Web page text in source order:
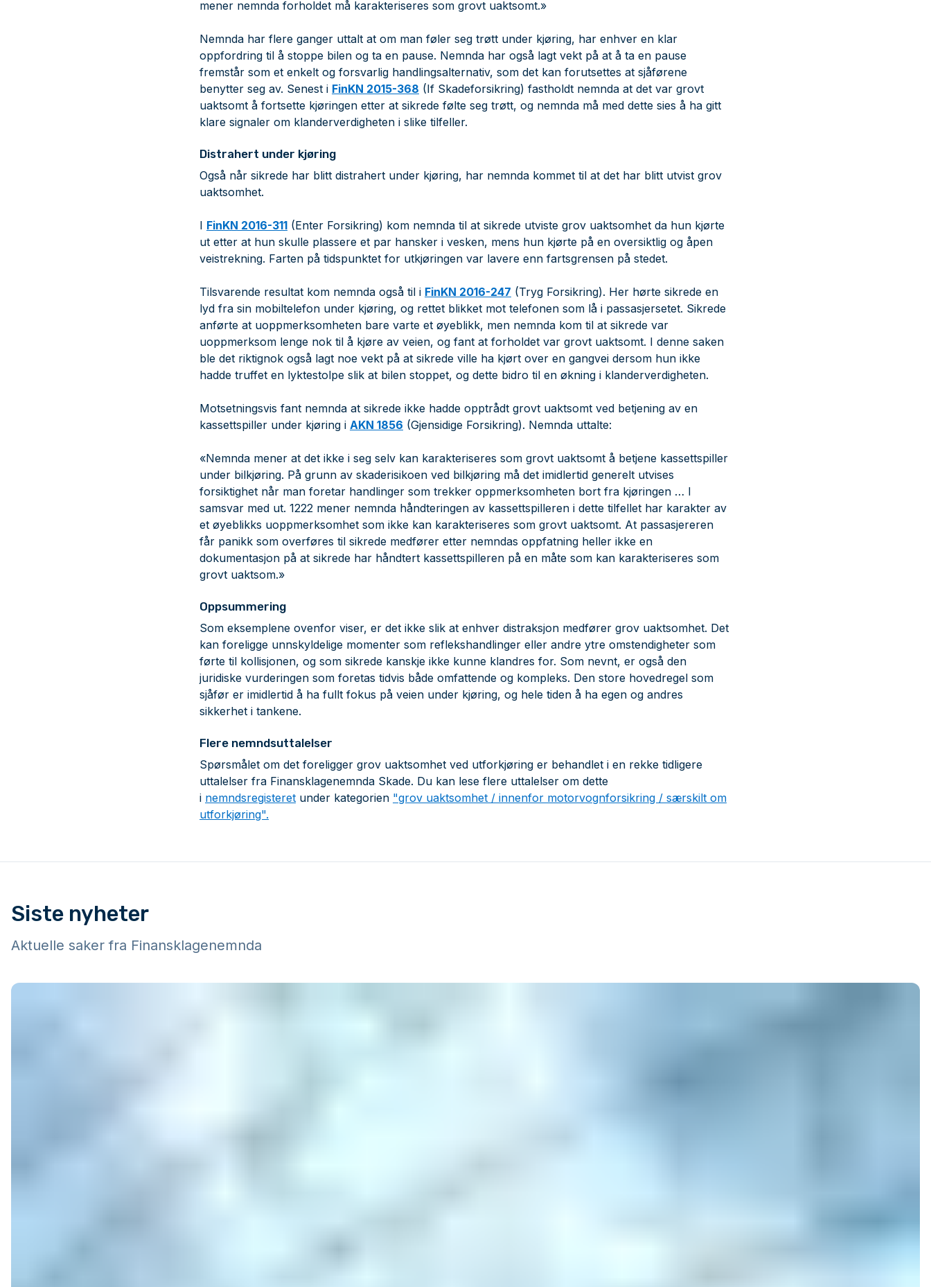
mener nemnda forholdet må karakteriseres som grovt uaktsomt.»
Nemnda har flere ganger uttalt at om man føler seg trøtt under kjøring, har enhver en klar
oppfordring til å stoppe bilen og ta en pause. Nemnda har også lagt vekt på at å ta en pause
fremstår som et enkelt og forsvarlig handlingsalternativ, som det kan forutsettes at sjåførene
benytter seg av. Senest i FinKN 2015-368 (If Skadeforsikring) fastholdt nemnda at det var grovt
uaktsomt å fortsette kjøringen etter at sikrede følte seg trøtt, og nemnda må med dette sies å ha gitt
klare signaler om klanderverdigheten i slike tilfeller.
Distrahert under kjøring
Også når sikrede har blitt distrahert under kjøring, har nemnda kommet til at det har blitt utvist grov
uaktsomhet.
I FinKN 2016-311 (Enter Forsikring) kom nemnda til at sikrede utviste grov uaktsomhet da hun kjørte
ut etter at hun skulle plassere et par hansker i vesken, mens hun kjørte på en oversiktlig og åpen
veistrekning. Farten på tidspunktet for utkjøringen var lavere enn fartsgrensen på stedet.
Tilsvarende resultat kom nemnda også til i FinKN 2016-247 (Tryg Forsikring). Her hørte sikrede en
lyd fra sin mobiltelefon under kjøring, og rettet blikket mot telefonen som lå i passasjersetet. Sikrede
anførte at uoppmerksomheten bare varte et øyeblikk, men nemnda kom til at sikrede var
uoppmerksom lenge nok til å kjøre av veien, og fant at forholdet var grovt uaktsomt. I denne saken
ble det riktignok også lagt noe vekt på at sikrede ville ha kjørt over en gangvei dersom hun ikke
hadde truffet en lyktestolpe slik at bilen stoppet, og dette bidro til en økning i klanderverdigheten.
Motsetningsvis fant nemnda at sikrede ikke hadde opptrådt grovt uaktsomt ved betjening av en
kassettspiller under kjøring i AKN 1856 (Gjensidige Forsikring). Nemnda uttalte:
«Nemnda mener at det ikke i seg selv kan karakteriseres som grovt uaktsomt å betjene kassettspiller
under bilkjøring. På grunn av skaderisikoen ved bilkjøring må det imidlertid generelt utvises
forsiktighet når man foretar handlinger som trekker oppmerksomheten bort fra kjøringen … I
samsvar med ut. 1222 mener nemnda håndteringen av kassettspilleren i dette tilfellet har karakter av
et øyeblikks uoppmerksomhet som ikke kan karakteriseres som grovt uaktsomt. At passasjereren
får panikk som overføres til sikrede medfører etter nemndas oppfatning heller ikke en
dokumentasjon på at sikrede har håndtert kassettspilleren på en måte som kan karakteriseres som
grovt uaktsom.»
Oppsummering
Som eksemplene ovenfor viser, er det ikke slik at enhver distraksjon medfører grov uaktsomhet. Det
kan foreligge unnskyldelige momenter som reflekshandlinger eller andre ytre omstendigheter som
førte til kollisjonen, og som sikrede kanskje ikke kunne klandres for. Som nevnt, er også den
juridiske vurderingen som foretas tidvis både omfattende og kompleks. Den store hovedregel som
sjåfør er imidlertid å ha fullt fokus på veien under kjøring, og hele tiden å ha egen og andres
sikkerhet i tankene.
Flere nemndsuttalelser
Spørsmålet om det foreligger grov uaktsomhet ved utforkjøring er behandlet i en rekke tidligere
uttalelser fra Finansklagenemnda Skade. Du kan lese flere uttalelser om dette
i nemndsregisteret under kategorien "grov uaktsomhet / innenfor motorvognforsikring / særskilt om
utforkjøring".
Siste nyheter
Aktuelle saker fra Finansklagenemnda